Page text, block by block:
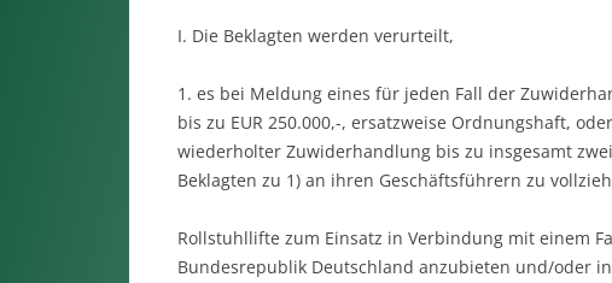
I. Die Beklagten werden verurteilt,
1. es bei Meldung eines für jeden Fall der
bis zu EUR 250.000,-, ersatzweise Ordnungshaft,
wiederholter Zuwiderhandlung bis zu insgesamt
Beklagten zu 1) an ihren Geschäftsführern zu
Rollstuhllifte zum Einsatz in Verbindung mit einem
Bundesrepublik Deutschland anzubieten und/oder